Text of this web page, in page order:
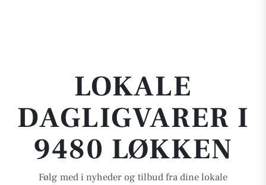
LOKALE
DAGLIGVARER I
9480 LØKKEN
Følg med i nyheder og tilbud fra dine lokale